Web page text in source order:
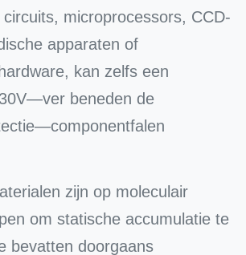
microprocessors, CCD-
apparaten of
kan zelfs een
beneden de
zijn op moleculair
om statische accumulatie te
bevatten doorgaans